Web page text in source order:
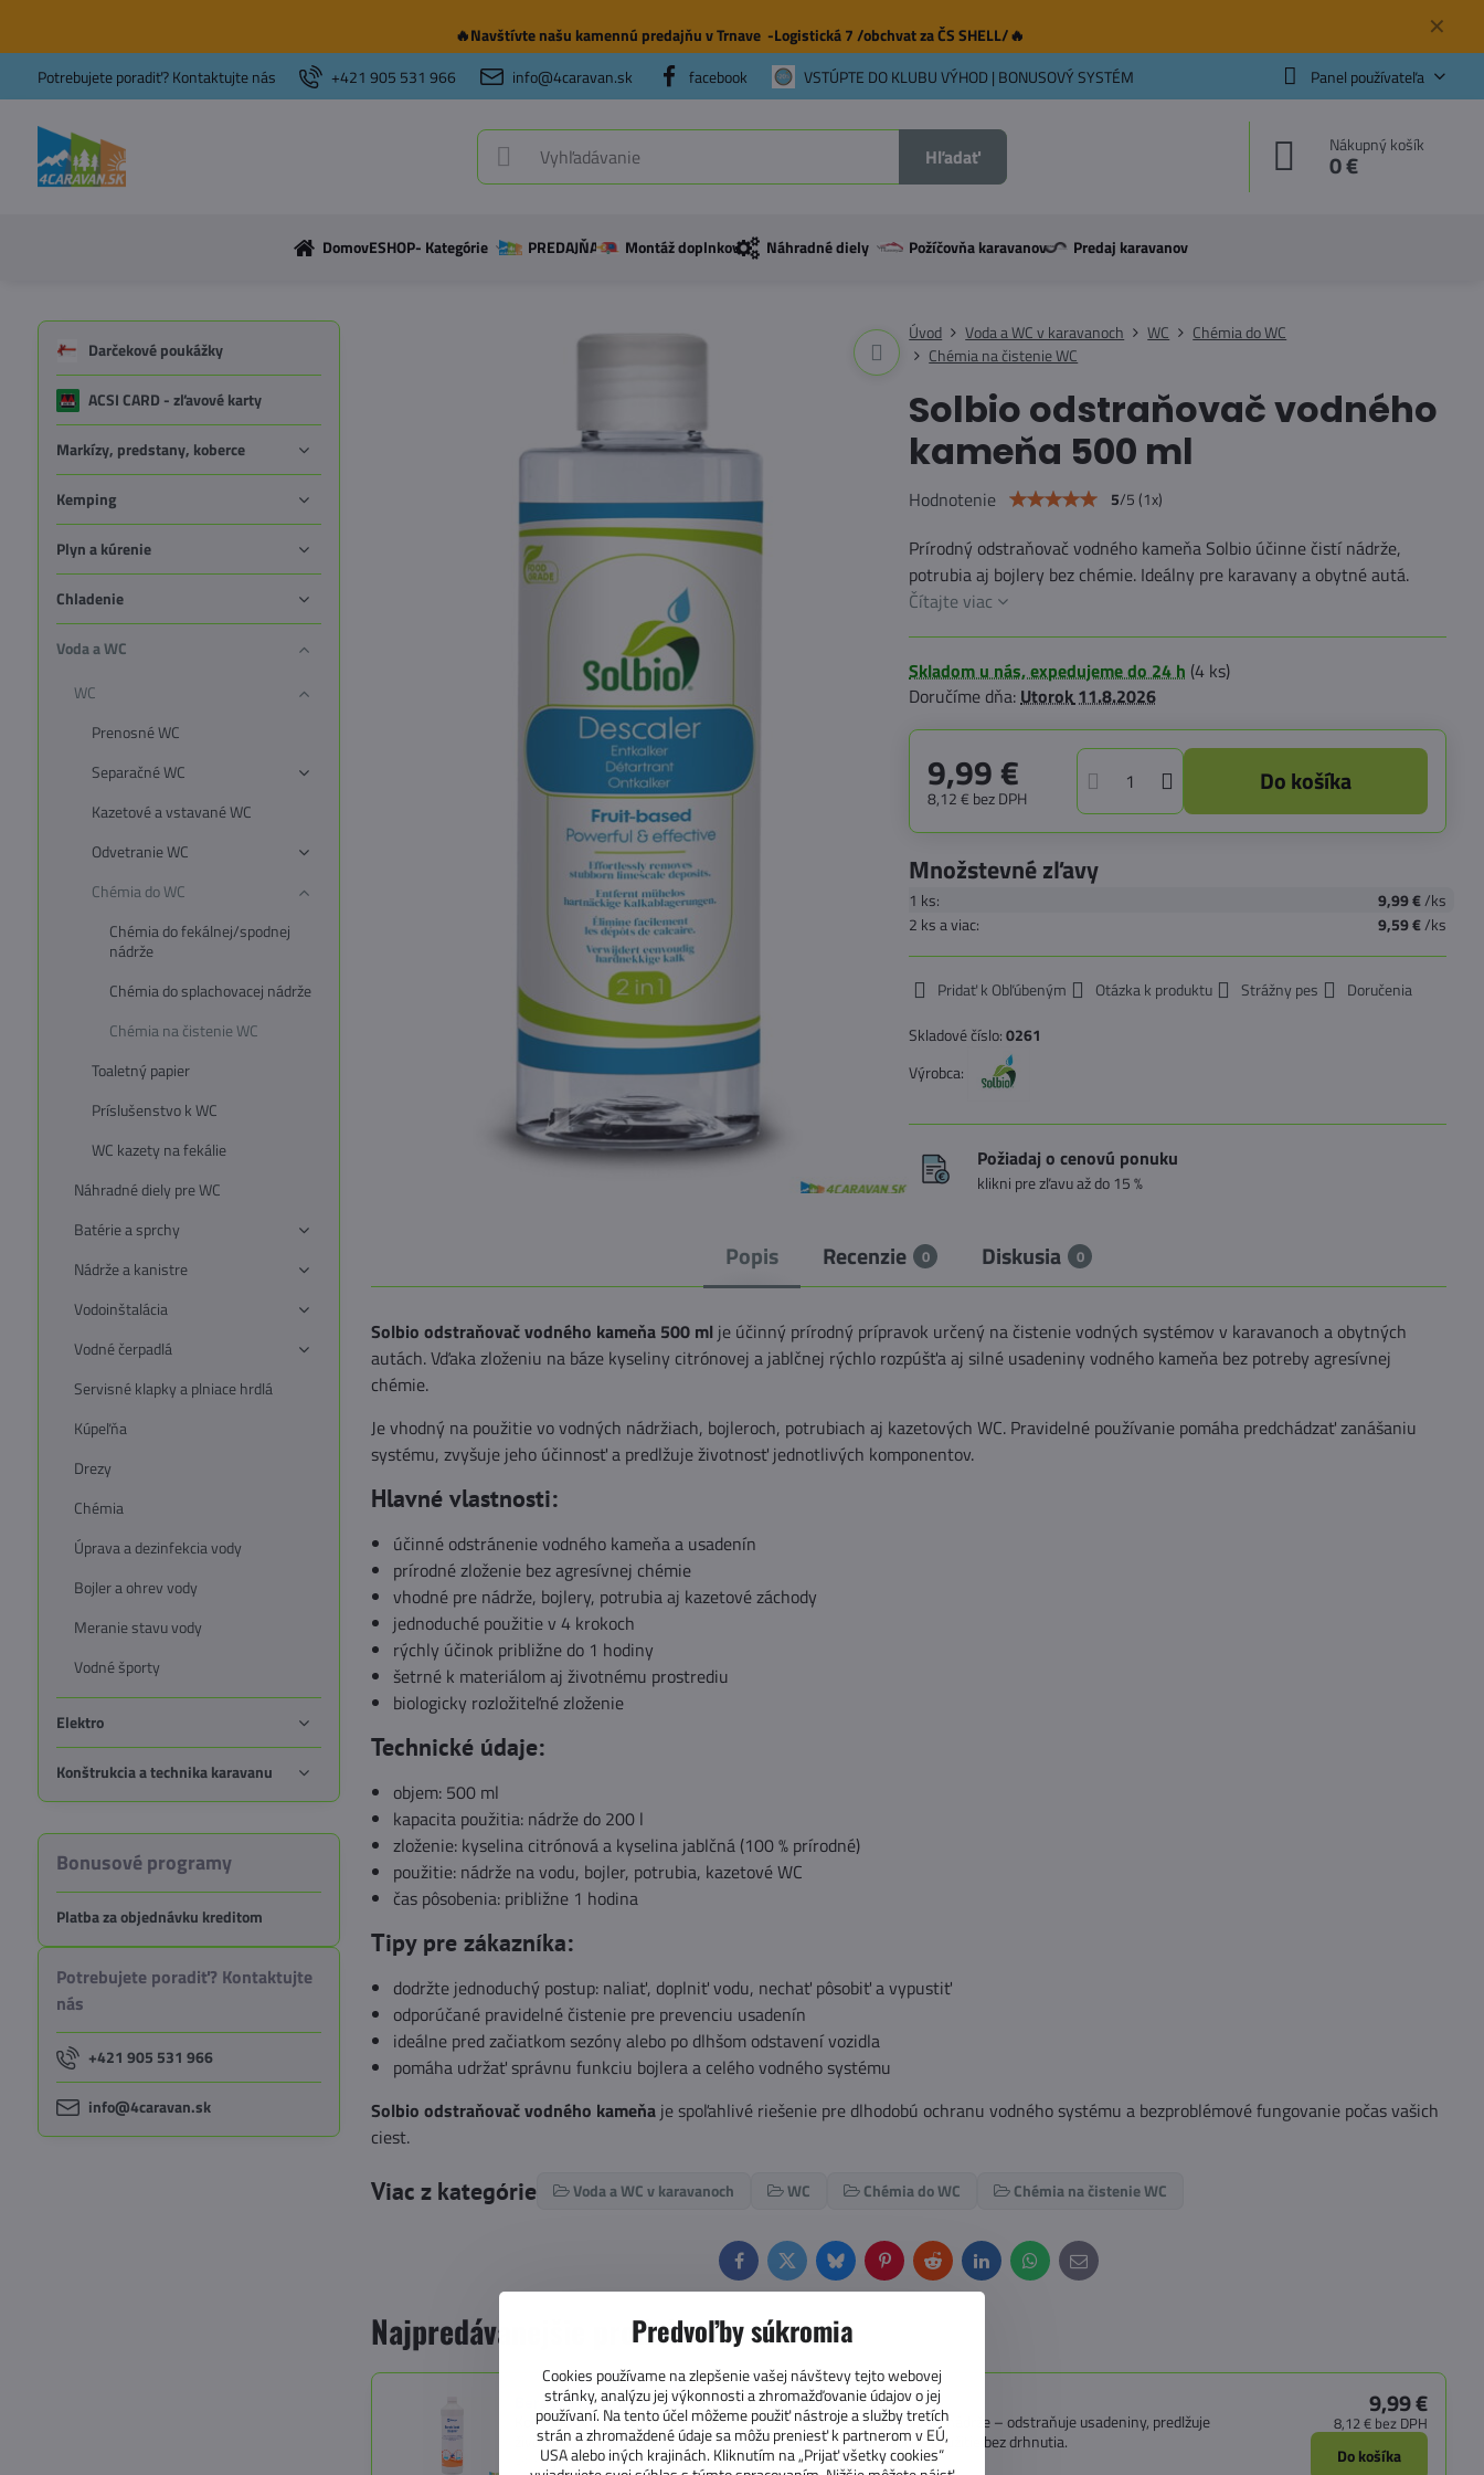
✕
🔥Navštívte našu kamennú predajňuv Trnave -Logistická 7 /obchvat za ČS SHELL/🔥
Potrebujete poradiť? Kontaktujte nás
+421 905 531 966 info@4caravan.sk facebook VSTÚPTE DO KLUBU VÝHOD | BONUSOVÝ SYSTÉM Panel používateľa
Hľadať Nákupný košík
0 €
DomovESHOP- Kategórie PREDAJŇA Montáž doplnkov Náhradné diely Požíčovňa karavanov Predaj karavanov
Úvod Voda a WC v karavanoch WC
Chémia do WC
Chémia na čistenie WC
Solbio odstraňovač vodného
kameňa 500 ml
Hodnotenie 5/5(1x)
Prírodný odstraňovač vodného kameňa Solbio účinne čistí nádrže,
potrubia aj bojlery bez chémie. Ideálny pre karavany a obytné autá.
Čítajte viac
Skladom u nás, expedujeme do 24 h (4 ks)
Doručíme dňa:Utorok11.8.2026
9,99 €
8,12 € bez DPH
Do košíka
Množstevné zľavy
1 ks: 9,99 €/ks
2 ksa viac: 9,59 €/ks
Pridať k Obľúbeným Otázka k produktu Strážny pes
Doručenia
Skladové číslo:0261
Výrobca:
Požiadaj o cenovú ponuku
klikni pre zľavu až do 15 %
Popis Recenzie 0 Diskusia 0
Solbio odstraňovač vodného kameňa 500 ml je účinný prírodný prípravok určený na čistenie vodných systémov v karavanoch a obytných
autách. Vďaka zloženiu na báze kyseliny citrónovej a jablčnej rýchlo rozpúšťa aj silné usadeniny vodného kameňa bez potreby agresívnej
chémie.
Je vhodný na použitie vo vodných nádržiach, bojleroch, potrubiach aj kazetových WC. Pravidelné používanie pomáha predchádzať zanášaniu
systému, zvyšuje jeho účinnosť a predlžuje životnosť jednotlivých komponentov.
Hlavné vlastnosti:
účinné odstránenie vodného kameňa a usadenín
prírodné zloženie bez agresívnej chémie
vhodné pre nádrže, bojlery, potrubia aj kazetové záchody
jednoduché použitie v 4 krokoch
rýchly účinok približne do 1 hodiny
šetrné k materiálom aj životnému prostrediu
biologicky rozložiteľné zloženie
Technické údaje:
objem: 500 ml
kapacita použitia: nádrže do 200 l
zloženie: kyselina citrónová a kyselina jablčná (100 % prírodné)
použitie: nádrže na vodu, bojler, potrubia, kazetové WC
čas pôsobenia: približne 1 hodina
Tipy pre zákazníka:
dodržte jednoduchý postup: naliať, doplniť vodu, nechať pôsobiť a vypustiť
odporúčané pravidelné čistenie pre prevenciu usadenín
ideálne pred začiatkom sezóny alebo po dlhšom odstavení vozidla
pomáha udržať správnu funkciu bojlera a celého vodného systému
Solbio odstraňovač vodného kameňa je spoľahlivé riešenie pre dlhodobú ochranu vodného systému a bezproblémové fungovanie počas vašich
ciest.
Viac z kategórie Voda a WC v karavanoch WC Chémia do WC Chémia na čistenie WC
FacebookTwitterBlueskyPinterestRedditLinkedInWhatsApp
E-
mail
Najpredávanejšie produkty
Berger Fresh Tank Cleaner , 2v1 čistič nádrží
Koncentrovaný čistič Berger Fresh Tank Cleaner pre fekálne a sivé nádrže – odstraňuje usadeniny, predlžuje
životnosť nádrží a zanecháva sviežu citrusovú vôňu. Jednoduché použitie bez drhnutia.
Dostupnosť:Skladom u nás posledný kus, expedujeme do 24 h
9,99 €
8,12 € bez DPH
Do košíka
Darčekové poukážky
ACSI CARD - zľavové karty
Markízy, predstany, koberce
Kemping
Plyn a kúrenie
Chladenie
Voda a WC
WC
Prenosné WC
Separačné WC
Kazetové a vstavané WC
Odvetranie WC
Chémia do WC
Chémia do fekálnej/spodnej
nádrže
Chémia do splachovacej nádrže
Chémia na čistenie WC
Toaletný papier
Príslušenstvo k WC
WC kazety na fekálie
Náhradné diely pre WC
Batérie a sprchy
Nádrže a kanistre
Vodoinštalácia
Vodné čerpadlá
Servisné klapky a plniace hrdlá
Kúpeľňa
Drezy
Chémia
Úprava a dezinfekcia vody
Bojler a ohrev vody
Meranie stavu vody
Vodné športy
Elektro
Konštrukcia a technika karavanu
Bonusové programy
Platba za objednávku kreditom
Potrebujete poradiť? Kontaktujte
nás
+421 905 531 966
info@4caravan.sk
Predvoľby súkromia
Cookies používame na zlepšenie vašej návštevy tejto webovej
stránky, analýzu jej výkonnosti a zhromažďovanie údajov o jej
používaní. Na tento účel môžeme použiť nástroje a služby tretích
strán a zhromaždené údaje sa môžu preniesť k partnerom v EÚ,
USA alebo iných krajinách. Kliknutím na „Prijať všetky cookies“